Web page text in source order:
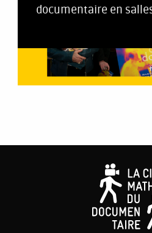
documentaire en